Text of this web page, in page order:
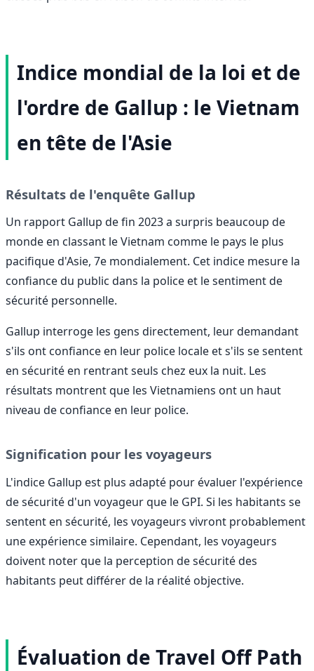
Indice mondial de la loi et de
l'ordre de Gallup : le Vietnam
en tête de l'Asie
Résultats de l'enquête Gallup
Un rapport Gallup de fin 2023 a surpris beaucoup de
monde en classant le Vietnam comme le pays le plus
pacifique d'Asie, 7e mondialement. Cet indice mesure la
confiance du public dans la police et le sentiment de
sécurité personnelle.
Gallup interroge les gens directement, leur demandant
s'ils ont confiance en leur police locale et s'ils se sentent
en sécurité en rentrant seuls chez eux la nuit. Les
résultats montrent que les Vietnamiens ont un haut
niveau de confiance en leur police.
Signification pour les voyageurs
L'indice Gallup est plus adapté pour évaluer l'expérience
de sécurité d'un voyageur que le GPI. Si les habitants se
sentent en sécurité, les voyageurs vivront probablement
une expérience similaire. Cependant, les voyageurs
doivent noter que la perception de sécurité des
habitants peut différer de la réalité objective.
Évaluation de Travel Off Path